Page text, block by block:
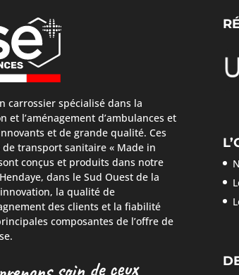
carrossier spécialisé dans la
et l’aménagement d’ambulances et
et de grande qualité. Ces
de transport sanitaire « Made in
conçus et produits dans notre
dans le Sud Ouest de la
la qualité de
des clients et la fiabilité
composantes de l’offre de